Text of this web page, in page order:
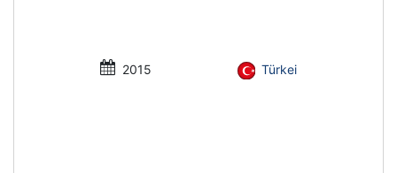
2015 Türkei